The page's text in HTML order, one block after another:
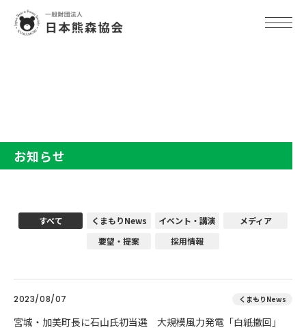
お知らせ
すべて くまもりNews イベント・講演
メディア
要望・提案
採用情報
2023/08/07 くまもりNews
宮城・加美町長に石山氏初当選 大規模風力発電「白紙撤回」